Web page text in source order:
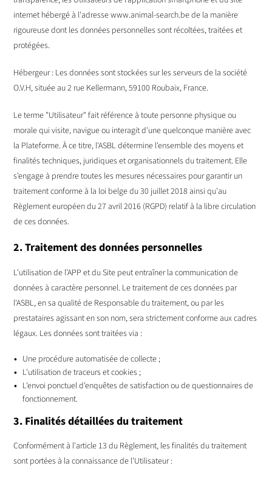
internet hébergé à l'adresse www.animal-search.be de la manière
rigoureuse dont les données personnelles sont récoltées, traitées et
protégées.
Hébergeur : Les données sont stockées sur les serveurs de la société
O.V.H, située au 2 rue Kellermann, 59100 Roubaix, France.
Le terme "Utilisateur" fait référence à toute personne physique ou
morale qui visite, navigue ou interagit d'une quelconque manière avec
la Plateforme. À ce titre, l'ASBL détermine l'ensemble des moyens et
finalités techniques, juridiques et organisationnels du traitement. Elle
s'engage à prendre toutes les mesures nécessaires pour garantir un
traitement conforme à la loi belge du 30 juillet 2018 ainsi qu'au
Règlement européen du 27 avril 2016 (RGPD) relatif à la libre circulation
de ces données.
2. Traitement des données personnelles
L'utilisation de l’APP et du Site peut entraîner la communication de
données à caractère personnel. Le traitement de ces données par
l'ASBL, en sa qualité de Responsable du traitement, ou par les
prestataires agissant en son nom, sera strictement conforme aux cadres
légaux. Les données sont traitées via :
Une procédure automatisée de collecte ;
L'utilisation de traceurs et cookies ;
L'envoi ponctuel d'enquêtes de satisfaction ou de questionnaires de
fonctionnement.
3. Finalités détaillées du traitement
Conformément à l'article 13 du Règlement, les finalités du traitement
sont portées à la connaissance de l'Utilisateur :